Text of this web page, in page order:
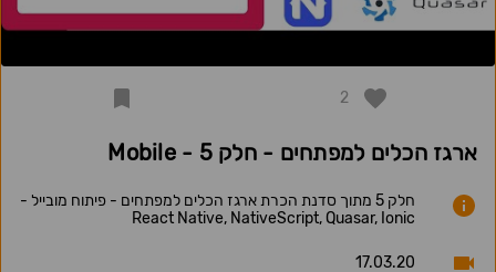
2
ארגז הכלים למפתחים - חלק 5 - Mobile
חלק 5 מתוך סדנת הכרת ארגז הכלים למפתחים - פיתוח מובייל -
React Native, NativeScript, Quasar, Ionic
17.03.20